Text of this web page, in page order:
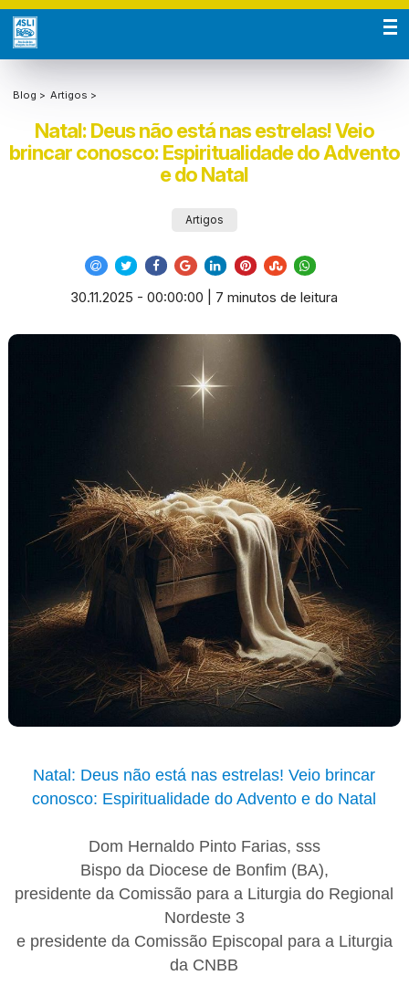
Blog > Artigos >
Natal: Deus não está nas estrelas! Veio
brincar conosco: Espiritualidade do Advento
e do Natal
Artigos
30.11.2025 - 00:00:00 | 7 minutos de leitura
Natal: Deus não está nas estrelas! Veio brincar
conosco: Espiritualidade do Advento e do Natal
Dom Hernaldo Pinto Farias, sss
Bispo da Diocese de Bonfim (BA),
presidente da Comissão para a Liturgia do Regional
Nordeste 3
e presidente da Comissão Episcopal para a Liturgia
da CNBB